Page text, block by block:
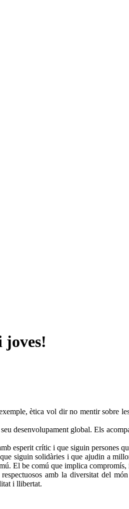
joves!
ètica vol dir no mentir sobre
desenvolupament global. Els
esperit crític i que siguin persones
siguin solidàries i que ajudin a
El be comú que implica
amb la diversitat del
i llibertat.